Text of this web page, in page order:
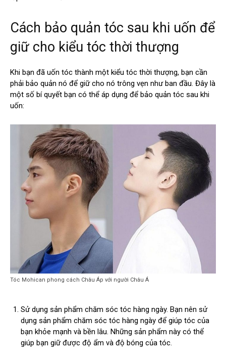
Cách bảo quản tóc sau khi uốn để
giữ cho kiểu tóc thời thượng
Khi bạn đã uốn tóc thành một kiểu tóc thời thượng, bạn cần
phải bảo quản nó để giữ cho nó trông vẹn như ban đầu. Đây là
một số bí quyết bạn có thể áp dụng để bảo quản tóc sau khi
uốn:
Tóc Mohican phong cách Châu Áp với người Châu Á
Sử dụng sản phẩm chăm sóc tóc hàng ngày. Bạn nên sử
dụng sản phẩm chăm sóc tóc hàng ngày để giúp tóc của
bạn khỏe mạnh và bền lâu. Những sản phẩm này có thể
giúp bạn giữ được độ ẩm và độ bóng của tóc.